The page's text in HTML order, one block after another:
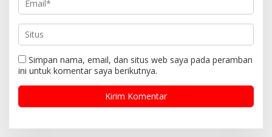
Simpan nama, email, dan situs web saya pada peramban
ini untuk komentar saya berikutnya.